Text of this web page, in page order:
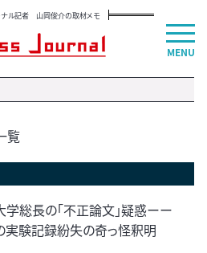
ナル記者 山岡俊介の取材メモ
覧
学総長の「不正論文」疑惑ーー
実験記録紛失の奇っ怪釈明
MENU